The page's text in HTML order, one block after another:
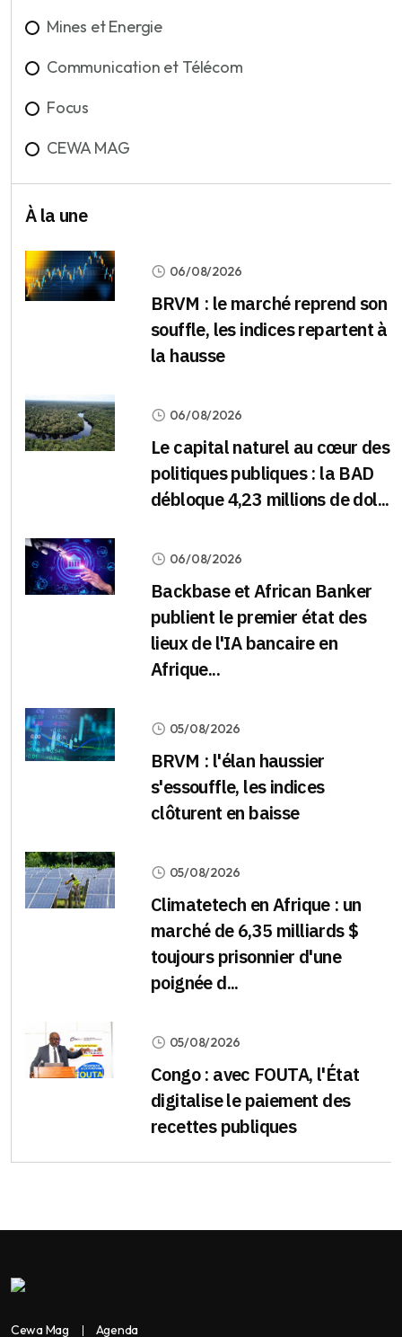
Mines et Energie
Communication et Télécom
Focus
CEWA MAG
À la une
06/08/2026
BRVM : le marché reprend son
souffle, les indices repartent à
la hausse
06/08/2026
Le capital naturel au cœur des
politiques publiques : la BAD
débloque 4,23 millions de dol...
06/08/2026
Backbase et African Banker
publient le premier état des
lieux de l'IA bancaire en
Afrique...
05/08/2026
BRVM : l'élan haussier
s'essouffle, les indices
clôturent en baisse
05/08/2026
Climatetech en Afrique : un
marché de 6,35 milliards $
toujours prisonnier d'une
poignée d...
05/08/2026
Congo : avec FOUTA, l'État
digitalise le paiement des
recettes publiques
Cewa Mag Agenda